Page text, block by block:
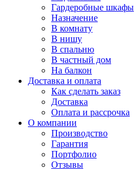
Гардеробные шкафы
Назначение
В комнату
В нишу
В спальню
В частный дом
На балкон
Доставка и оплата
Как сделать заказ
Доставка
Оплата и рассрочка
О компании
Производство
Гарантия
Портфолио
Отзывы